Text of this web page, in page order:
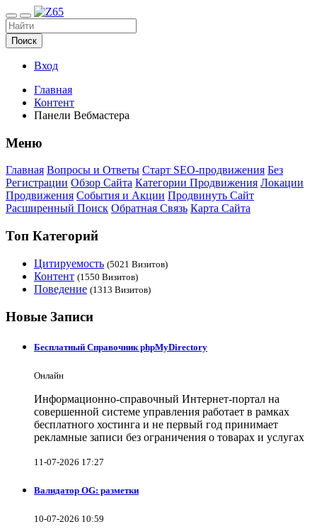
Поиск
Вход
Главная
Контент
Панели Вебмастера
Меню
Главная Вопросы и Ответы Старт SEO-продвижения Без
Регистрации Обзор Сайта Категории Продвижения Локации
Продвижения События и Акции Продвинуть Сайт
Расширенный Поиск Обратная Связь Карта Сайта
Топ Категорий
Цитируемость (5021 Визитов)
Контент (1550 Визитов)
Поведение (1313 Визитов)
Новые Записи
Бесплатный Справочник phpMyDirectory
Онлайн
Информационно-справочный Интернет-портал на
совершенной системе управления работает в рамках
бесплатного хостинга и не первый год принимает
рекламные записи без ограничения о товарах и услугах
11-07-2026 17:27
Валидатор OG: разметки
10-07-2026 10:59